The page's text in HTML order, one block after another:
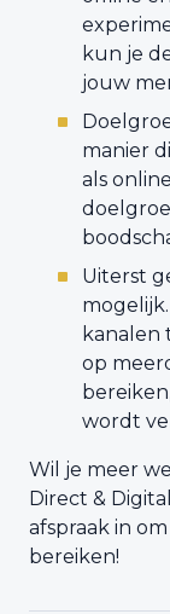
kun je
jouw
manier
als
Uiterst
kanalen
op
wordt
Wil je meer
Direct &
afspraak in
bereiken!